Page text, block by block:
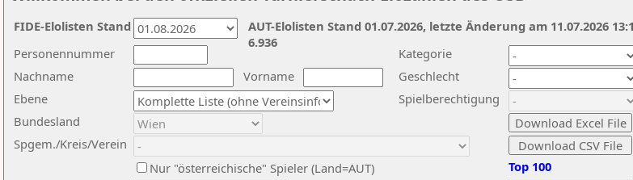
Nachname
Vorname
Ebene
Kategorie
Personennummer
Bundesland
Spgem./Kreis/Verein
Geschlecht
Nur "österreichische" Spieler (Land=AUT)
Spielberechtigung
Top 100
AUT-Elolisten Stand 01.07.2026, letzte Änderung am 11.07.2026
6.936
FIDE-Elolisten Stand